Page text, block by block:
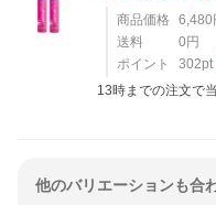
商品価格 6,480
送料
0 円
ポイント
302pt
13時までの注文で
他のバリエーションも合